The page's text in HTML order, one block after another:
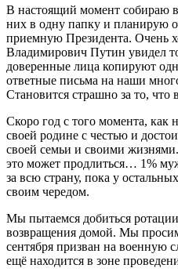
В настоящий момент собираю
них в одну папку и планирую
приемную Президента. Очень
Владимирович Путин увидел
доверенные лица копируют
ответные письма на наши
Становится страшно за то, что
Скоро год с того момента,
своей родине с честью и
своей семьи и своими
это может продлиться… 1%
за всю страну, пока у
своим чередом.
Мы пытаемся добиться
возвращения домой. Мы
сентября призван на военную
ещё находится в зоне